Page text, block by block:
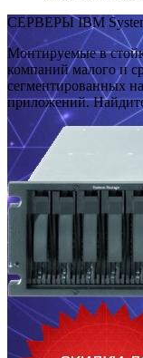
СЕРВЕРЫ IBM
Монтируемые в
компаний малого и
сегментированных
приложений.